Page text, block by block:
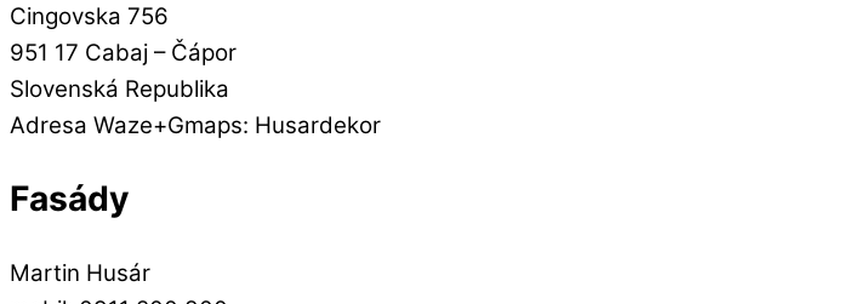
Cingovska 756
951 17 Cabaj – Čápor
Slovenská Republika
Adresa Waze+Gmaps: Husardekor
Fasády
Martin Husár